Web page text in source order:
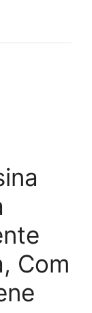
Com